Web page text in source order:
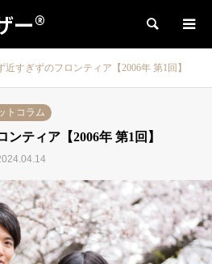
ー® 検索
近すぎずのフロンティア【2006年 第1回】
トコラム
ティア【2006年 第1回】